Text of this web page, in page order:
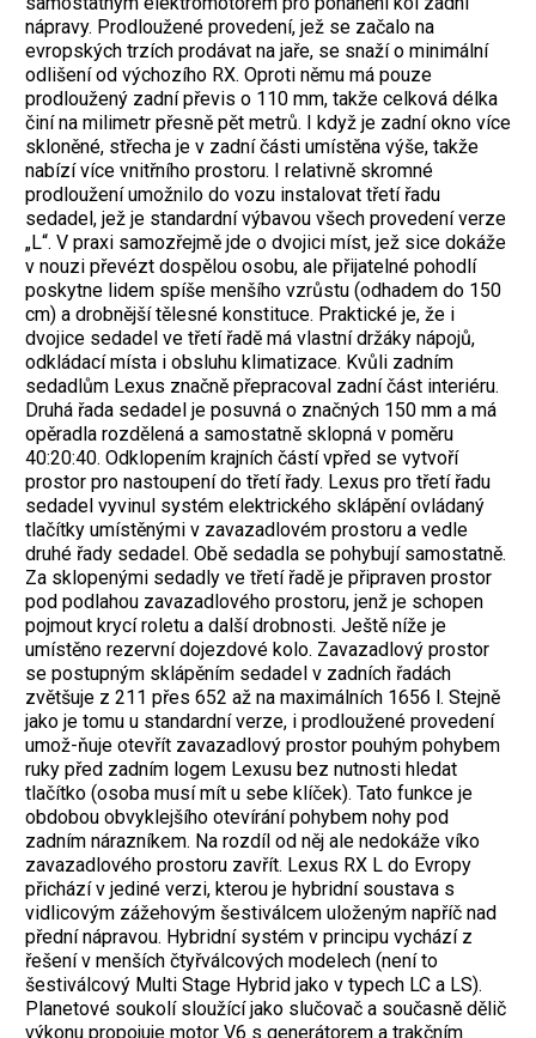
nápravy. Prodloužené provedení, jež se začalo na
evropských trzích prodávat na jaře, se snaží o minimální
odlišení od výchozího RX. Oproti němu má pouze
prodloužený zadní převis o 110 mm, takže celková délka
činí na milimetr přesně pět metrů. I když je zadní okno více
skloněné, střecha je v zadní části umístěna výše, takže
nabízí více vnitřního prostoru. I relativně skromné
prodloužení umožnilo do vozu instalovat třetí řadu
sedadel, jež je standardní výbavou všech provedení verze
„L“. V praxi samozřejmě jde o dvojici míst, jež sice dokáže
v nouzi převézt dospělou osobu, ale přijatelné pohodlí
poskytne lidem spíše menšího vzrůstu (odhadem do 150
cm) a drobnější tělesné konstituce. Praktické je, že i
dvojice sedadel ve třetí řadě má vlastní držáky nápojů,
odkládací místa i obsluhu klimatizace. Kvůli zadním
sedadlům Lexus značně přepracoval zadní část interiéru.
Druhá řada sedadel je posuvná o značných 150 mm a má
opěradla rozdělená a samostatně sklopná v poměru
40:20:40. Odklopením krajních částí vpřed se vytvoří
prostor pro nastoupení do třetí řady. Lexus pro třetí řadu
sedadel vyvinul systém elektrického sklápění ovládaný
tlačítky umístěnými v zavazadlovém prostoru a vedle
druhé řady sedadel. Obě sedadla se pohybují samostatně.
Za sklopenými sedadly ve třetí řadě je připraven prostor
pod podlahou zavazadlového prostoru, jenž je schopen
pojmout krycí roletu a další drobnosti. Ještě níže je
umístěno rezervní dojezdové kolo. Zavazadlový prostor
se postupným sklápěním sedadel v zadních řadách
zvětšuje z 211 přes 652 až na maximálních 1656 l. Stejně
jako je tomu u standardní verze, i prodloužené provedení
umož-ňuje otevřít zavazadlový prostor pouhým pohybem
ruky před zadním logem Lexusu bez nutnosti hledat
tlačítko (osoba musí mít u sebe klíček). Tato funkce je
obdobou obvyklejšího otevírání pohybem nohy pod
zadním nárazníkem. Na rozdíl od něj ale nedokáže víko
zavazadlového prostoru zavřít. Lexus RX L do Evropy
přichází v jediné verzi, kterou je hybridní soustava s
vidlicovým zážehovým šestiválcem uloženým napříč nad
přední nápravou. Hybridní systém v principu vychází z
řešení v menších čtyřválcových modelech (není to
šestiválcový Multi Stage Hybrid jako v typech LC a LS).
Planetové soukolí sloužící jako slučovač a současně dělič
výkonu propojuje motor V6 s generátorem a trakčním